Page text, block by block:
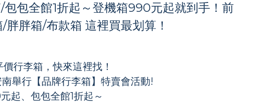
包包全館1折起～登機箱990元起就到手！前
胖箱/布款箱 這裡買最划算！
行李箱，快來這裡找！
舉行【品牌行李箱】特賣會活動!
起、包包全館1折起～